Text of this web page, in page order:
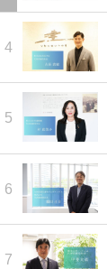
4
5
6
7